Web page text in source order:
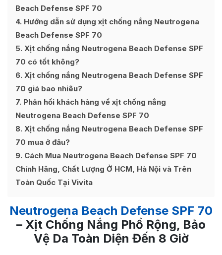
Beach Defense SPF 70
4 Hướng dẫn sử dụng xịt chống nắng Neutrogena
Beach Defense SPF 70
5 Xịt chống nắng Neutrogena Beach Defense SPF
70 có tốt không?
6 Xịt chống nắng Neutrogena Beach Defense SPF
70 giá bao nhiêu?
7 Phản hồi khách hàng về xịt chống nắng
Neutrogena Beach Defense SPF 70
8 Xịt chống nắng Neutrogena Beach Defense SPF
70 mua ở đâu?
9 Cách Mua Neutrogena Beach Defense SPF 70
Chính Hãng, Chất Lượng Ở HCM, Hà Nội và Trên
Toàn Quốc Tại Vivita
Neutrogena Beach Defense SPF 70
– Xịt Chống Nắng Phổ Rộng, Bảo
Vệ Da Toàn Diện Đến 8 Giờ